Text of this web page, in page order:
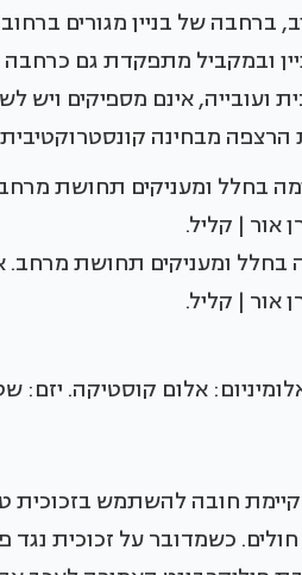
אביב, ברחבה של בניין מגורים
ובמקביל מתפקדת גם
אינם מספיקים ויש
מבחינה
בחלל ומעניקים תחושת מרחב.
אור | קליל.
קיימת חובה להשתמש בזכוכית
חולים. כשמדובר על זכוכית נגד